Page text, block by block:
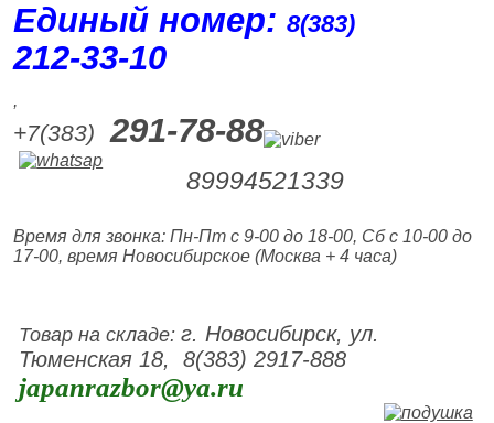
Единый номер:8(383)
212‑33‑10
,
+7(383) 291-78-88
89994521339
Время для звонка: Пн-Пт с 9-00 до 18-00, Сб с 10-00 до
17-00, время Новосибирское (Москва + 4 часа)
Товар на складе:г. Новосибирск, ул.
Тюменская 18, 8(383) 2917-888
japanrazbor@ya.ru